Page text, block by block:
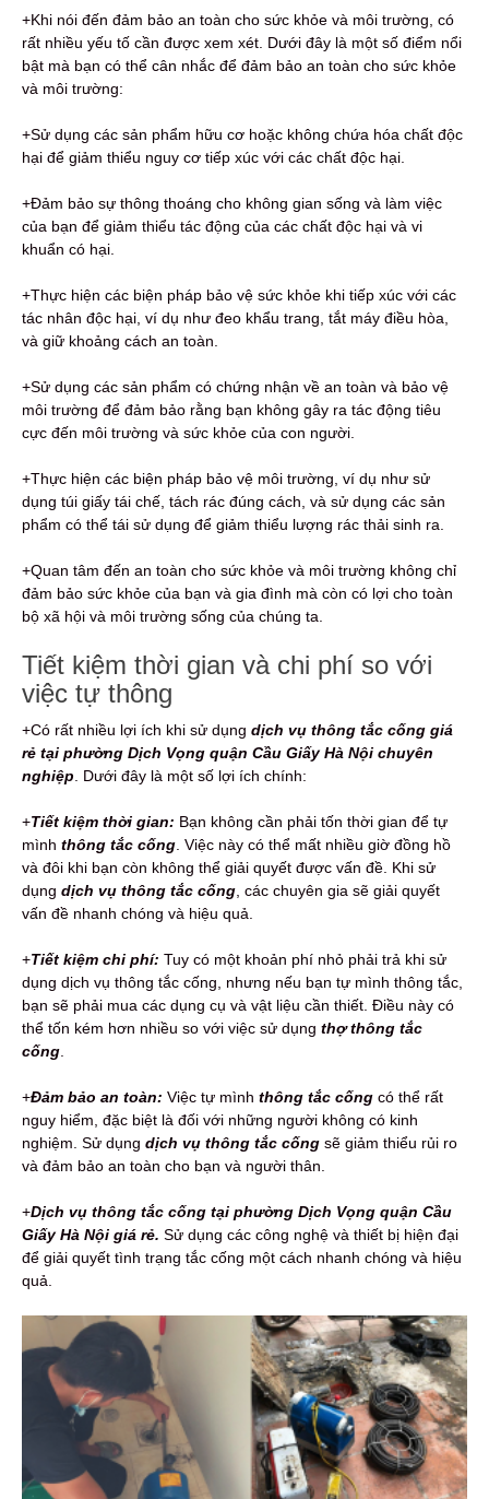
+Khi nói đến đảm bảo an toàn cho sức khỏe và môi trường, có
rất nhiều yếu tố cần được xem xét. Dưới đây là một số điểm nổi
bật mà bạn có thể cân nhắc để đảm bảo an toàn cho sức khỏe
và môi trường:
+Sử dụng các sản phẩm hữu cơ hoặc không chứa hóa chất độc
hại để giảm thiểu nguy cơ tiếp xúc với các chất độc hại.
+Đảm bảo sự thông thoáng cho không gian sống và làm việc
của bạn để giảm thiểu tác động của các chất độc hại và vi
khuẩn có hại.
+Thực hiện các biện pháp bảo vệ sức khỏe khi tiếp xúc với các
tác nhân độc hại, ví dụ như đeo khẩu trang, tắt máy điều hòa,
và giữ khoảng cách an toàn.
+Sử dụng các sản phẩm có chứng nhận về an toàn và bảo vệ
môi trường để đảm bảo rằng bạn không gây ra tác động tiêu
cực đến môi trường và sức khỏe của con người.
+Thực hiện các biện pháp bảo vệ môi trường, ví dụ như sử
dụng túi giấy tái chế, tách rác đúng cách, và sử dụng các sản
phẩm có thể tái sử dụng để giảm thiểu lượng rác thải sinh ra.
+Quan tâm đến an toàn cho sức khỏe và môi trường không chỉ
đảm bảo sức khỏe của bạn và gia đình mà còn có lợi cho toàn
bộ xã hội và môi trường sống của chúng ta.
Tiết kiệm thời gian và chi phí so với
việc tự thông
+Có rất nhiều lợi ích khi sử dụng dịch vụ thông tắc cống giá
rẻ tại phường Dịch Vọng quận Cầu Giấy Hà Nội chuyên
nghiệp. Dưới đây là một số lợi ích chính:
+Tiết kiệm thời gian: Bạn không cần phải tốn thời gian để tự
mình thông tắc cống. Việc này có thể mất nhiều giờ đồng hồ
và đôi khi bạn còn không thể giải quyết được vấn đề. Khi sử
dụng dịch vụ thông tắc cống, các chuyên gia sẽ giải quyết
vấn đề nhanh chóng và hiệu quả.
+Tiết kiệm chi phí: Tuy có một khoản phí nhỏ phải trả khi sử
dụng dịch vụ thông tắc cống, nhưng nếu bạn tự mình thông tắc,
bạn sẽ phải mua các dụng cụ và vật liệu cần thiết. Điều này có
thể tốn kém hơn nhiều so với việc sử dụng thợ thông tắc
cống.
+Đảm bảo an toàn: Việc tự mình thông tắc cống có thể rất
nguy hiểm, đặc biệt là đối với những người không có kinh
nghiệm. Sử dụng dịch vụ thông tắc cống sẽ giảm thiểu rủi ro
và đảm bảo an toàn cho bạn và người thân.
+Dịch vụ thông tắc cống tại phường Dịch Vọng quận Cầu
Giấy Hà Nội giá rẻ. Sử dụng các công nghệ và thiết bị hiện đại
để giải quyết tình trạng tắc cống một cách nhanh chóng và hiệu
quả.